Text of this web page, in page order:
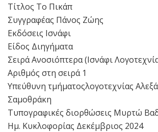
Τίτλος Το Πικάπ
Συγγραφέας Πάνος Ζώης
Εκδόσεις Ισνάφι
Είδος Διηγήματα
Σειρά Ανοσιόπτερα (Ισνάφι
Αριθμός στη σειρά 1
Υπεύθυνη τμήματοςλογοτεχνίας
Σαμοθράκη
Τυπογραφικές διορθώσεις Μυρτώ
Ημ. Κυκλοφορίας Δεκέμβριος 2024